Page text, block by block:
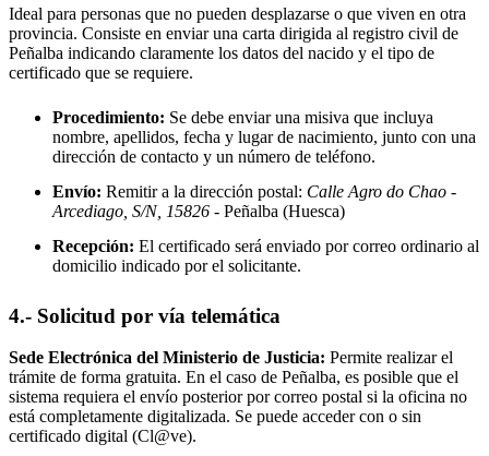
Ideal para personas que no pueden desplazarse o que viven en otra
provincia. Consiste en enviar una carta dirigida al registro civil de
Peñalba indicando claramente los datos del nacido y el tipo de
certificado que se requiere.
Procedimiento: Se debe enviar una misiva que incluya
nombre, apellidos, fecha y lugar de nacimiento, junto con una
dirección de contacto y un número de teléfono.
Envío: Remitir a la dirección postal: Calle Agro do Chao -
Arcediago, S/N, 15826 - Peñalba (Huesca)
Recepción: El certificado será enviado por correo ordinario al
domicilio indicado por el solicitante.
4.- Solicitud por vía telemática
Sede Electrónica del Ministerio de Justicia: Permite realizar el
trámite de forma gratuita. En el caso de Peñalba, es posible que el
sistema requiera el envío posterior por correo postal si la oficina no
está completamente digitalizada. Se puede acceder con o sin
certificado digital (Cl@ve).